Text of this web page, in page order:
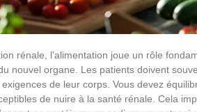
rénale, l’alimentation joue un rôle
nouvel organe. Les patients doivent
de leur corps. Vous devez
de nuire à la santé rénale. Cela